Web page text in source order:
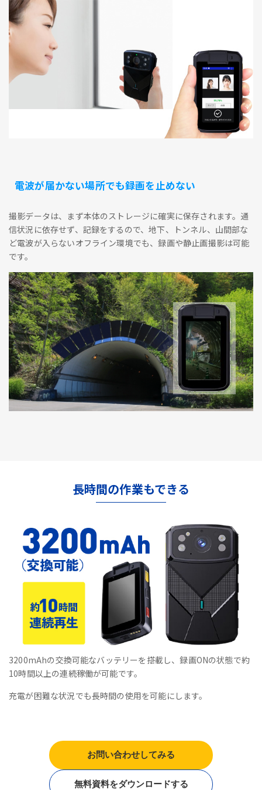
電波が届かない場所でも録画を止めない
撮影データは、まず本体のストレージに確実に保存されます。通
信状況に依存せず、記録をするので、地下、トンネル、山間部な
ど電波が入らないオフライン環境でも、録画や静止画撮影は可能
です。
長時間の作業もできる
3200mAhの交換可能なバッテリーを搭載し、録画ONの状態で約
10時間以上の連続稼働が可能です。
充電が困難な状況でも長時間の使用を可能にします。
お問い合わせしてみる
無料資料をダウンロードする